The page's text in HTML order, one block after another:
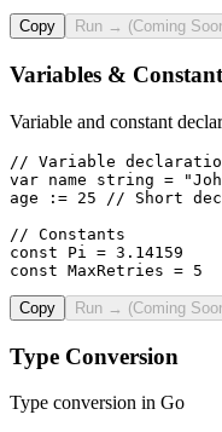
Copy Run → (Coming
Variables &
Variable and constant
// Variable
var name string =
age := 25 // Short
// Constants
const Pi = 3.14159
const MaxRetries = 5
Copy Run → (Coming
Type Conversion
Type conversion in Go